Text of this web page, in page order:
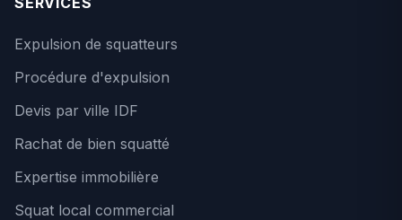
Expulsion de squatteurs
Procédure d'expulsion
Devis par ville IDF
Rachat de bien squatté
Expertise immobilière
Squat local commercial